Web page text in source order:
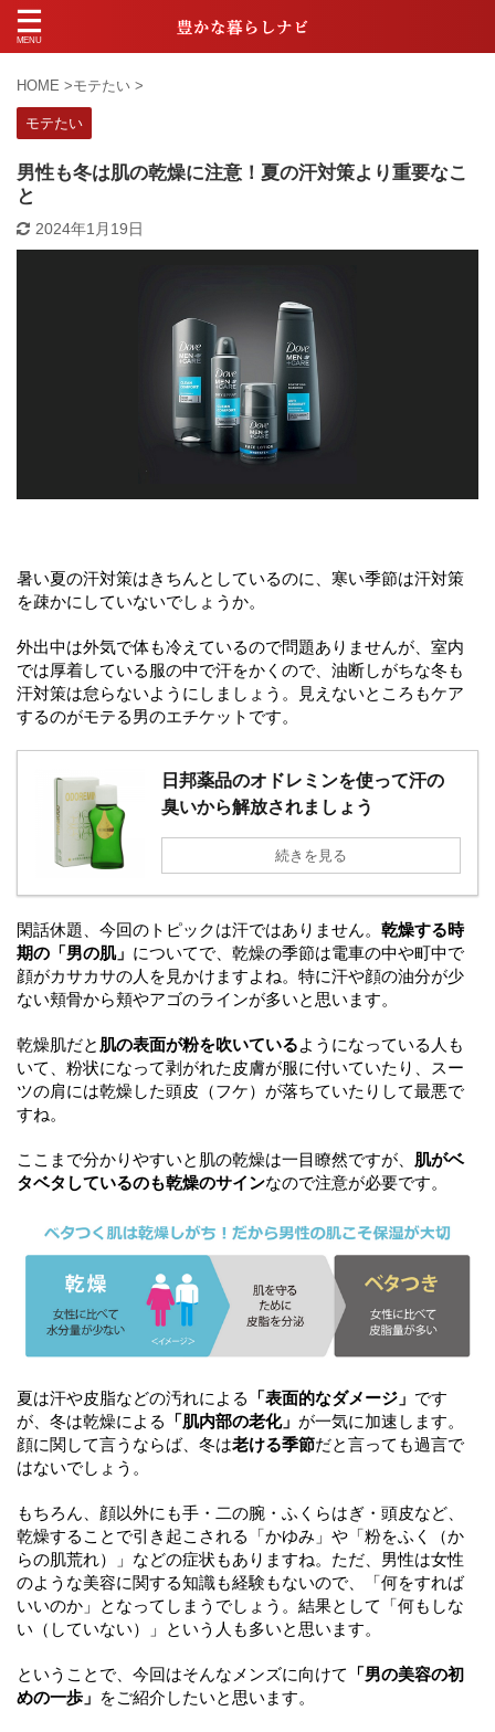
HOME >モテたい >
モテたい
男性も冬は肌の乾燥に注意！夏の汗対策より重要なこ
と
2024年1月19日
暑い夏の汗対策はきちんとしているのに、寒い季節は汗対策
を疎かにしていないでしょうか。
外出中は外気で体も冷えているので問題ありませんが、室内
では厚着している服の中で汗をかくので、油断しがちな冬も
汗対策は怠らないようにしましょう。見えないところもケア
するのがモテる男のエチケットです。
日邦薬品のオドレミンを使って汗の
臭いから解放されましょう
続きを見る
閑話休題、今回のトピックは汗ではありません。 乾燥する時
期の「男の肌」 についてで、乾燥の季節は電車の中や町中で
顔がカサカサの人を見かけますよね。特に汗や顔の油分が少
ない頬骨から頬やアゴのラインが多いと思います。
乾燥肌だと 肌の表面が粉を吹いているようになっている人も
いて、粉状になって剥がれた皮膚が服に付いていたり、スー
ツの肩には乾燥した頭皮（フケ）が落ちていたりして最悪で
すね。
ここまで分かりやすいと肌の乾燥は一目瞭然ですが、 肌がベ
タベタしているのも乾燥のサインなので注意が必要です。
夏は汗や皮脂などの汚れによる 「表面的なダメージ」 です
が、冬は乾燥による
「肌内部の老化」 が一気に加速します。
顔に関して言うならば、冬は老ける季節だと言っても過言で
はないでしょう。
もちろん、顔以外にも手・二の腕・ふくらはぎ・頭皮など、
乾燥することで引き起こされる「かゆみ」や「粉をふく（か
らの肌荒れ）」などの症状もありますね。ただ、男性は女性
のような美容に関する知識も経験もないので、「何をすれば
いいのか」となってしまうでしょう。結果として「何もしな
い（していない）」という人も多いと思います。
ということで、今回はそんなメンズに向けて
「男の美容の初
めの一歩」 をご紹介したいと思います。